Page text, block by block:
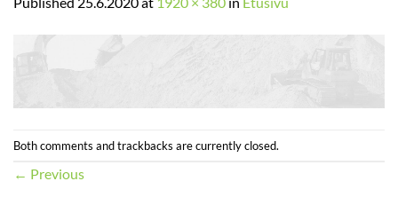
Both comments and trackbacks are currently closed.
← Previous